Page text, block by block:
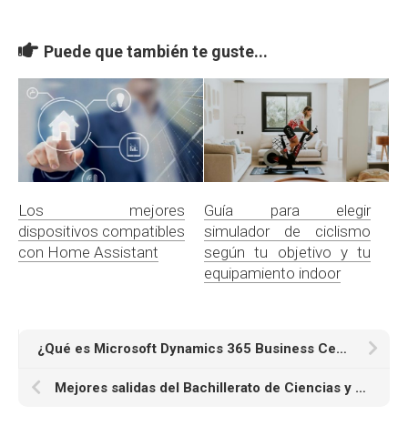
Puede que también te guste...
Los mejores
dispositivos compatibles
con Home Assistant
Guía para elegir
simulador de ciclismo
según tu objetivo y tu
equipamiento indoor
¿Qué es Microsoft Dynamics 365 Business Central y para qué sirve?
Mejores salidas del Bachillerato de Ciencias y Tecnología